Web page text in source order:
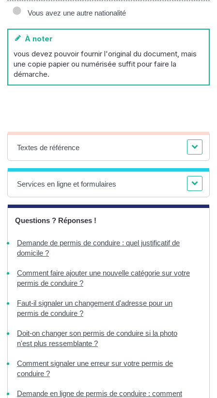
Vous avez une autre nationalité
À noter
vous devez pouvoir fournir l'original du document, mais
une copie papier ou numérisée suffit pour faire la
démarche.
Textes de référence
Services en ligne et formulaires
Questions ? Réponses !
Demande de permis de conduire : quel justificatif de
domicile ?
Comment faire ajouter une nouvelle catégorie sur votre
permis de conduire ?
Faut-il signaler un changement d'adresse pour un
permis de conduire ?
Doit-on changer son permis de conduire si la photo
n'est plus ressemblante ?
Comment signaler une erreur sur votre permis de
conduire ?
Demande en ligne de permis de conduire : comment